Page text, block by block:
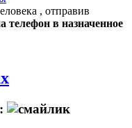
, отправив
телефон в назначенное